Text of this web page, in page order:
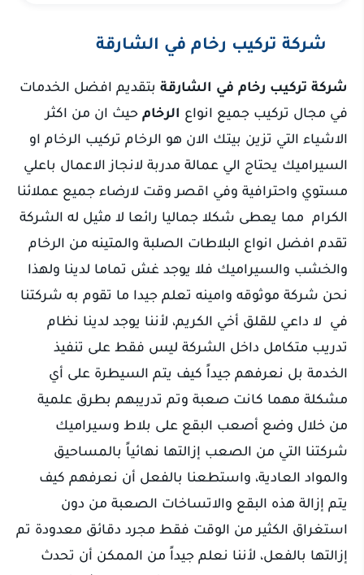
شركة تركيب رخام في الشارقة
شركة تركيب رخام في الشارقة بتقديم افضل الخدمات
في مجال تركيب جميع انواع الرخام حيث ان من اكثر
الاشياء التي تزين بيتك الان هو الرخام تركيب الرخام او
السيراميك يحتاج الي عمالة مدربة لانجاز الاعمال باعلي
مستوي واحترافية وفي اقصر وقت لارضاء جميع عملائنا
الكرام مما يعطى شكلا جماليا رائعا لا مثيل له الشركة
تقدم افضل انواع البلاطات الصلبة والمتينه من الرخام
والخشب والسيراميك فلا يوجد غش تماما لدينا ولهذا
نحن شركة موثوقه وامينه تعلم جيدا ما تقوم به شركتنا
في لا داعي للقلق أخي الكريم، لأننا يوجد لدينا نظام
تدريب متكامل داخل الشركة ليس فقط على تنفيذ
الخدمة بل نعرفهم جيداً كيف يتم السيطرة على أي
مشكلة مهما كانت صعبة وتم تدريبهم بطرق علمية
من خلال وضع أصعب البقع على بلاط وسيراميك
شركتنا التي من الصعب إزالتها نهائياً بالمساحيق
والمواد العادية، واستطعنا بالفعل أن نعرفهم كيف
يتم إزالة هذه البقع والاتساخات الصعبة من دون
استغراق الكثير من الوقت فقط مجرد دقائق معدودة تم
إزالتها بالفعل، لأننا نعلم جيداً من الممكن أن تحدث